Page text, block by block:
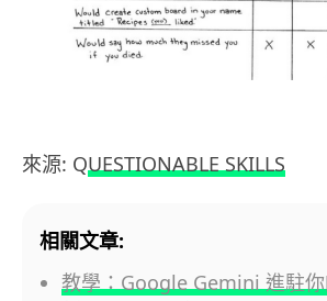
來源: QUESTIONABLE SKILLS
相關文章:
教學：Google Gemini 進駐